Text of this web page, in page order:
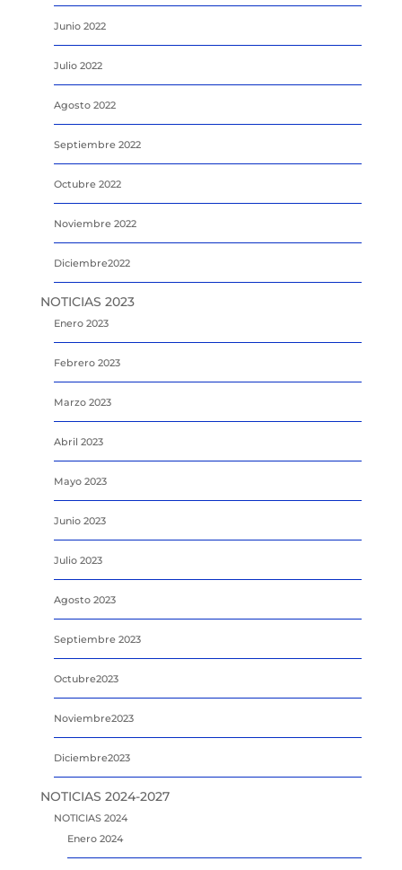
Junio 2022
Julio 2022
Agosto 2022
Septiembre 2022
Octubre 2022
Noviembre 2022
Diciembre2022
NOTICIAS 2023
Enero 2023
Febrero 2023
Marzo 2023
Abril 2023
Mayo 2023
Junio 2023
Julio 2023
Agosto 2023
Septiembre 2023
Octubre2023
Noviembre2023
Diciembre2023
NOTICIAS 2024-2027
NOTICIAS 2024
Enero 2024